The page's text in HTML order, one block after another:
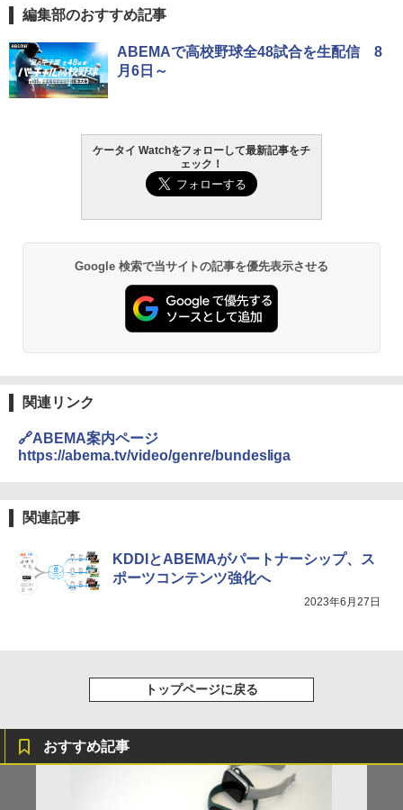
編集部のおすすめ記事
ABEMAで高校野球全48試合を生配信 8
月6日～
ケータイ Watchをフォローして最新記事をチ
ェック！
Google 検索で当サイトの記事を優先表示させる
関連リンク
🔗ABEMA案内ページ
https://abema.tv/video/genre/bundesliga
関連記事
KDDIとABEMAがパートナーシップ、ス
ポーツコンテンツ強化へ
2023年6月27日
トップページに戻る
おすすめ記事